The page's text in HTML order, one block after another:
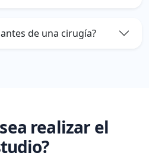
de una cirugía?
realizar el